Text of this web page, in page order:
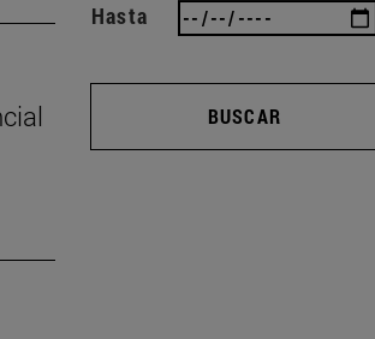
Hasta
BUSCAR